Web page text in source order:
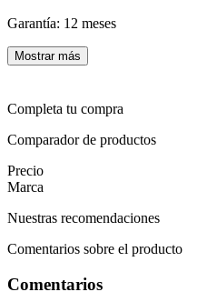
Garantía: 12 meses
Mostrar más
Completa tu compra
Comparador de productos
Precio
Marca
Nuestras recomendaciones
Comentarios sobre el producto
Comentarios